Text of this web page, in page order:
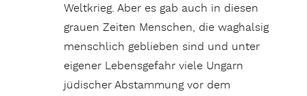
Weltkrieg. Aber es gab auch in diesen
grauen Zeiten Menschen, die waghalsig
menschlich geblieben sind und unter
eigener Lebensgefahr viele Ungarn
jüdischer Abstammung vor dem